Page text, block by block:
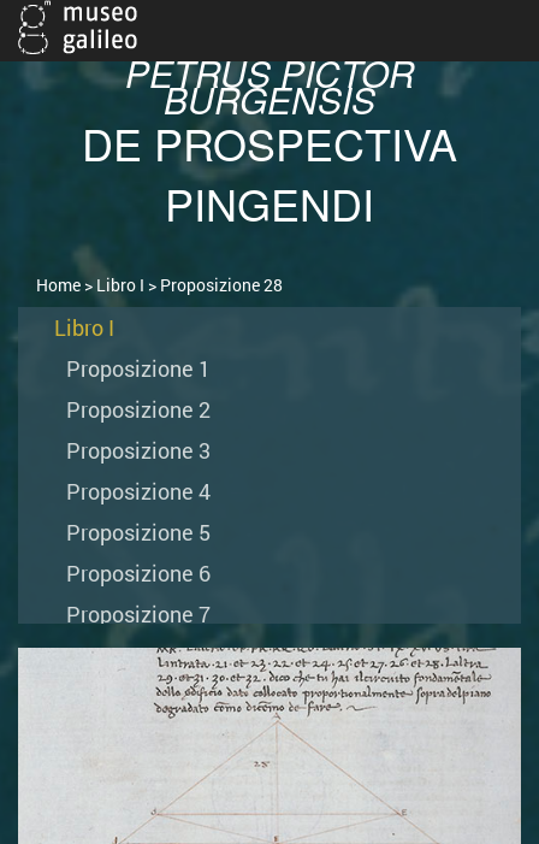
PETRUS PICTOR
BURGENSIS
DE PROSPECTIVA
PINGENDI
Home > Libro I > Proposizione 28
Libro I
Proposizione 1
Proposizione 2
Proposizione 3
Proposizione 4
Proposizione 5
Proposizione 6
Proposizione 7
Proposizione 8
Proposizione 9
Proposizione 11
Proposizione 12